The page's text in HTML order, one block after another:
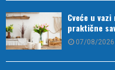
Cveće u
praktične
07/08/2026